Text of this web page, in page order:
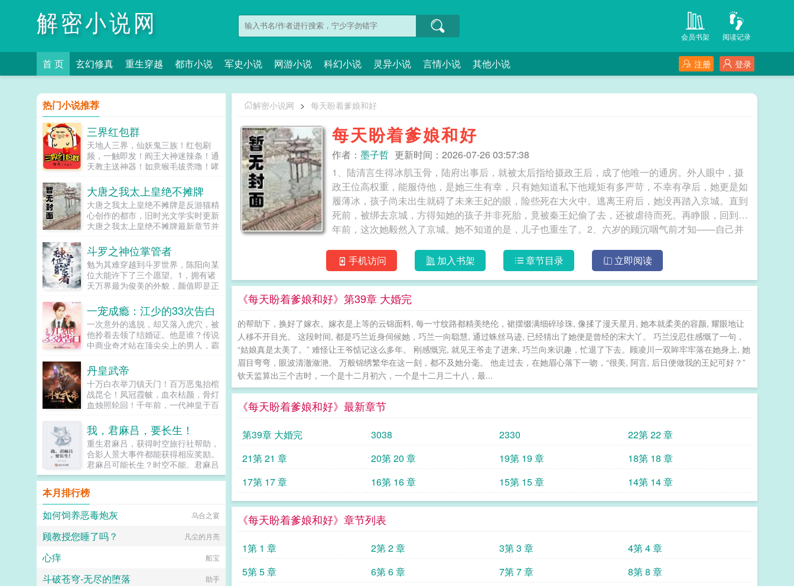
解密小说网 阅读记录
会员书架
首 页 玄幻修真 重生穿越 都市小说 军史小说 网游小说 科幻小说 灵异小说 言情小说 其他小说 登录
注册
解密小说网 > 每天盼着爹娘和好
每天盼着爹娘和好
作者： 墨子哲 更新时间：2026-07-26 03:57:38
1、陆清言生得冰肌玉骨，陆府出事后，就被太后指给摄政王后，成了他唯一的通房。外人眼中，摄
政王位高权重，能服侍他，是她三生有幸，只有她知道私下他规矩有多严苛，不幸有孕后，她更是如
履薄冰，孩子尚未出生就碍了未来王妃的眼，险些死在大火中。逃离王府后，她没再踏入京城。直到
死前，被绑去京城，方得知她的孩子并非死胎，竟被秦王妃偷了去，还被虐待而死。再睁眼，回到两
年前，这次她毅然入了京城。她不知道的是，儿子也重生了。2、六岁的顾沉咽气前才知——自己并
的小身体，果断逃走，跌跌撞撞扑进摄政王府，一把抱住男人的腿，脆生喊：“爹爹！”*人人都道摄政
王疯了。抢了皇弟的儿子不说，还发疯似的满城搜寻一个“已死之人”。殊不知，陆清言一直躲在暗
处，自顾沉有了自己的小院后，他的小桌上时不时就多出一个小布偶、一包蜜饯、一件新衣裳……顾
沉喜滋滋地收好，心想：娘亲就算不爱爹爹，也最爱我了！后来——小陆沉托腮发愁：怎么才能让娘
下自己的预收：《将他休弃后》by墨子哲顾悦是山寨从外捡来的小姑娘，眼见长出了美人胚子，二哥
开始对她虎视眈眈。顾悦不喜欢二哥，依葫芦画瓢也在外救回来了一个小白脸。小白脸生得病歪歪，
一看就是个绣花枕头，要他以身相许，总比日后兄弟阋墙好。成婚没多久，顾悦发现，她竟是陆阁老
的小孙女，还有个娃娃亲对象——班师回朝后就会来攻打寨子！临走前顾悦给了小白脸一封休书，放
他自由，入京寻她的娃娃亲对象去了。 裴承渊出身皇室，又骁勇善战，顺风顺水的人生仅有两个污
点，一是班师回朝时一时不备遭人暗算，被个女土匪救走，硬逼着成了亲。二是被她一纸休书休了。
回到京城，他越想越憋屈，这时他那个娃娃亲对象却找上了门。陆老太太说：“我这个小孙女因身子骨
不好，自幼养在寺里，没见过什么人，有些怕生，待成了亲，她若哪里做得不妥，还望世子海涵。”裴
承渊朝她身后看去，那句“抱歉”尚未说出口，就见小姑娘羞赧一笑，露出一张就算化成灰，他也能认
出的脸。裴延瞬间捏碎了手中的杯子。正想着婚后怎么吹枕头风，让他饶过寨子的顾悦，彻底僵住
是十四岁那年为了躲选秀，随便抓了个未婚夫。更后悔的是——父亲战败失踪后，未婚夫一家立刻翻
脸退亲：“镇北侯府的门第，可不是你能高攀的。”陆澜咽不下这口气，她高攀不起？转头她就盯上了
侯府真正的主人——那个让敌军闻风丧胆、据说“不行”的镇北王，裴寂然。#要嫁就嫁最狠的##当不了
你媳妇就当你婶婶#勾引计划很顺利——医馆“偶遇”，她嘴瓢：“王爷若真有隐疾...我能治。”男人眸色
幽深：“哦？那试试？”定亲那日，她去侯府打脸时，未婚夫也风尘仆仆赶了过来，瞥见他，前未婚夫
腿一软，噗通跪地：“吾皇万岁！”陆澜：？？？说好的镇北王呢？怎么变成皇帝了？！#现在跑还来得
及吗#裴寂然有个秘密。当年选秀名单是他亲手添的，退亲风波是他暗中促成的，就连“不行”的谣
手机访问 加入书架 章节目录 立即阅读
《每天盼着爹娘和好》第39章 大婚完
的帮助下，换好了嫁衣。嫁衣是上等的云锦面料, 每一寸纹路都精美绝伦，裙摆缀满细碎珍珠, 像揉了漫天星月, 她本就柔美的容颜, 耀眼地让
人移不开目光。 这段时间, 都是巧兰近身伺候她，巧兰一向聪慧, 通过蛛丝马迹, 已经猜出了她便是曾经的宋大丫。 巧兰没忍住感慨了一句，
“姑娘真是太美了。” 难怪让王爷惦记这么多年。 刚感慨完, 就见王爷走了进来, 巧兰向来识趣，忙退了下去。顾凌川一双眸牢牢落在她身上, 她
眉目弯弯，眼波清澈潋滟。 万般锦绣繁华在这一刻，都不及她分毫。 他走过去，在她眉心落下一吻，“很美, 阿言, 后日便做我的王妃可好？”
钦天监算出三个吉时，一个是十二月初六，一个是十二月二十八，最...
《每天盼着爹娘和好》最新章节
第39章 大婚完 3038 2330
22第 22 章
21第 21 章
20第 20 章 19第 19 章
18第 18 章
17第 17 章
16第 16 章 15第 15 章 14第 14 章
《每天盼着爹娘和好》章节列表
1第 1 章 2第 2 章 3第 3 章
4第 4 章
5第 5 章
6第 6 章 7第 7 章
8第 8 章
热门小说推荐
三界红包群
天地人三界，仙妖鬼三族！红包刷
频，一触即发！阎王大神迷辣条！通
天教主送神器！如意猴毛拔秃噜！哮
劫，证道成圣…一切都从三界红包群
开始！更多免费小说请收藏
woo16com...
大唐之我太上皇绝不摊牌
大唐之我太上皇绝不摊牌是反游猫精
心创作的都市，旧时光文学实时更新
大唐之我太上皇绝不摊牌最新章节并
唐之我太上皇绝不摊牌评论，并不代
表旧时光文学赞同或者支持大唐之我
太上皇绝不摊牌读者的观点。...
斗罗之神位掌管者
勉为其难穿越到斗罗世界，陈阳向某
位大能许下了三个愿望。1，拥有诸
天万界最为俊美的外貌，颜值即是正
级的天赋！3，拥有几十个神位的传
承道具（如海神的三叉戟，修罗神的
剑这一类的道具）大能轻而易举的帮
助陈阳实现了愿望，而陈阳也获取了
龙神和时空间之神的双神位考核（外
越到星斗大森林，误打误撞的被古月
娜认为是龙神转生前往圣魂村寻找涛
哥，没想到涛哥居然认出了陈阳的武
魂加入了武魂殿，居然直接成为了武
穿越者，比小说里的要离谱的多。本
书不跟原著，不舔唐三，主角不是太
监。普通读者群756292802（需回
答作者的名字）VIP读者群
957145721（作者任何一本书五百
粉丝值可加，进群请发截图）...
一宠成瘾：江少的33次告白
一次意外的逃脱，却又落入虎穴，被
他拎着去领了结婚证。他是谁？传说
中商业奇才站在顶尖尖上的男人，霸
很霸道杀伐的确很果断至于冰块？谁
踏马的说的，简直宠得她不行好吗...
丹皇武帝
十万白衣举刀镇天门！百万恶鬼抬棺
战昆仑！凤冠霞帔，血衣枯颜，骨灯
血烛照轮回！千年前，一代神皇于百
击无上帝位，欲成就第九帝族。然群
雄相阻，百族逆行，神皇称帝之际战
死...
我，君麻吕，要长生！
重生君麻吕，获得时空旅行社帮助，
合影人景大事件都能获得相应奖励。
君麻吕可能长生？时空不能。君麻吕
废物，还是得靠我自己活下去。...
本月排行榜
如何饲养恶毒炮灰
乌合之宴
顾教授您睡了吗？ 凡尘的月亮
心痒 船宝
斗破苍穹-无尽的堕落 助手